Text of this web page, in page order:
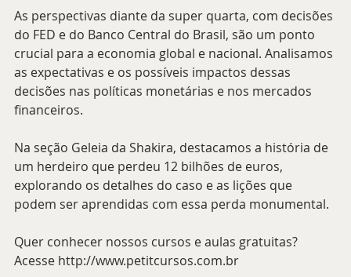
As perspectivas diante da super quarta, com decisões
do FED e do Banco Central do Brasil, são um ponto
crucial para a economia global e nacional. Analisamos
as expectativas e os possíveis impactos dessas
decisões nas políticas monetárias e nos mercados
financeiros.
Na seção Geleia da Shakira, destacamos a história de
um herdeiro que perdeu 12 bilhões de euros,
explorando os detalhes do caso e as lições que
podem ser aprendidas com essa perda monumental.
Quer conhecer nossos cursos e aulas gratuitas?
Acesse http://www.petitcursos.com.br